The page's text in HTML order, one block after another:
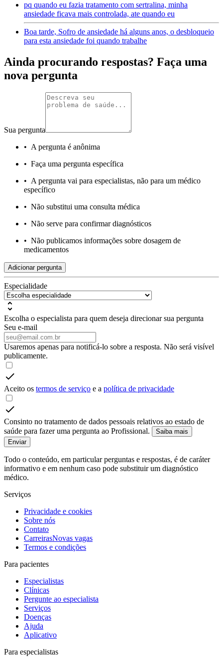
pq quando eu fazia tratamento com sertralina, minha
ansiedade ficava mais controlada, ate quando eu
Boa tarde, Sofro de ansiedade há alguns anos, o desbloqueio
para esta ansiedade foi quando trabalhe
Ainda procurando respostas? Faça uma
nova pergunta
Sua pergunta
• A pergunta é anônima
• Faça uma pergunta específica
• A pergunta vai para especialistas, não para um médico
específico
• Não substitui uma consulta médica
• Não serve para confirmar diagnósticos
• Não publicamos informações sobre dosagem de
medicamentos
Adicionar pergunta
Especialidade
Escolha o especialista para quem deseja direcionar sua pergunta
Seu e-mail
Usaremos apenas para notificá-lo sobre a resposta. Não será visível
publicamente.
Aceito os termos de serviço e a política de privacidade
Consinto no tratamento de dados pessoais relativos ao estado de
saúde para fazer uma pergunta ao Profissional.
Saiba mais
Enviar
Todo o conteúdo, em particular perguntas e respostas, é de caráter
informativo e em nenhum caso pode substituir um diagnóstico
médico.
Serviços
Privacidade e cookies
Sobre nós
Contato
CarreirasNovas vagas
Termos e condições
Para pacientes
Especialistas
Clínicas
Pergunte ao especialista
Serviços
Doenças
Ajuda
Aplicativo
Para especialistas